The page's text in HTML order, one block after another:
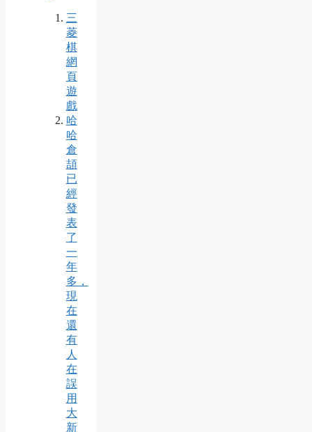
三
菱
棋
網
頁
遊
戲
哈
哈
倉
頡
已
經
發
表
了
一
年
多，
現
在
還
有
人
在
誤
用
大
新